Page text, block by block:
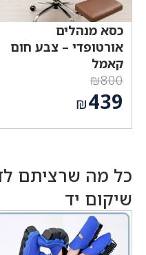
כסא מנהלים
אורטופדי – צבע חום
קאמל
₪800
המחיר
המקורי
היה:
₪439
₪439.
כל מה שרציתם
שיקום יד